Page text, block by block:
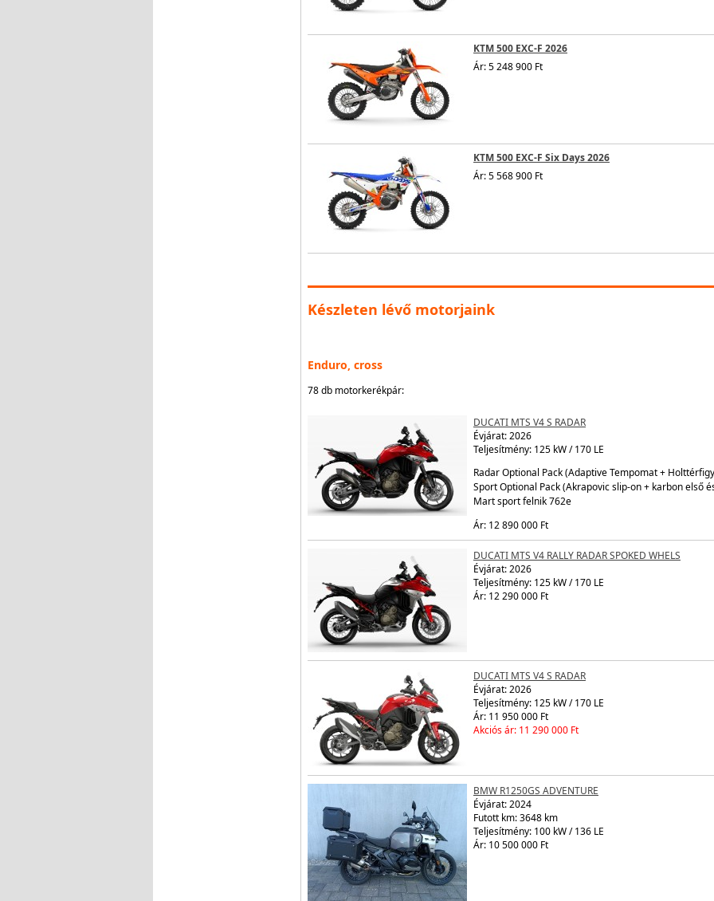
KTM 500 EXC-F 2026
Ár: 5 248 900 Ft
KTM 500 EXC-F Six Days 2026
Ár: 5 568 900 Ft
Készleten lévő motorjaink
Enduro, cross
78 db motorkerékpár:
DUCATI MTS V4 S RADAR
Évjárat:2026
Teljesítmény: 125 kW / 170 LE
Radar Optional Pack (Adaptive Tempomat +
Sport Optional Pack (Akrapovic slip-on + karbon első
Mart sport felnik 762e
Ár: 12 890 000 Ft
DUCATI MTS V4 RALLY RADAR SPOKED WHELS
Évjárat:2026
Teljesítmény: 125 kW / 170 LE
Ár: 12 290 000 Ft
DUCATI MTS V4 S RADAR
Évjárat:2026
Teljesítmény: 125 kW / 170 LE
Ár: 11 950 000 Ft
Akciós ár: 11 290 000 Ft
BMW R1250GS ADVENTURE
Évjárat:2024
Futott km: 3648 km
Teljesítmény: 100 kW / 136 LE
Ár: 10 500 000 Ft